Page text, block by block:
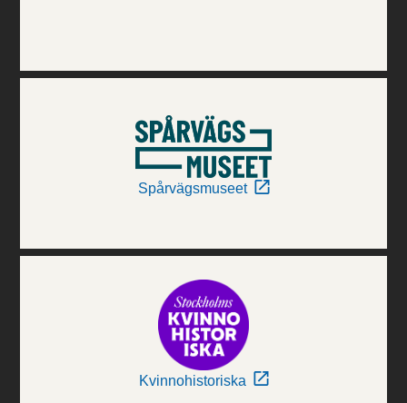
Spårvägsmuseet
Kvinnohistoriska